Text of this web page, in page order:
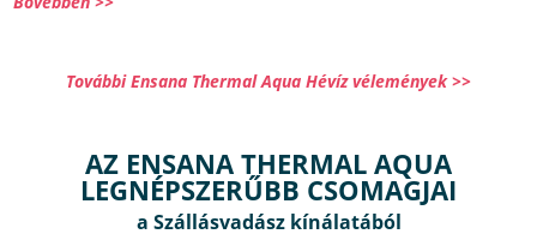
További Ensana Thermal Aqua Hévíz vélemények >>
AZ ENSANA THERMAL AQUA
LEGNÉPSZERŰBB CSOMAGJAI